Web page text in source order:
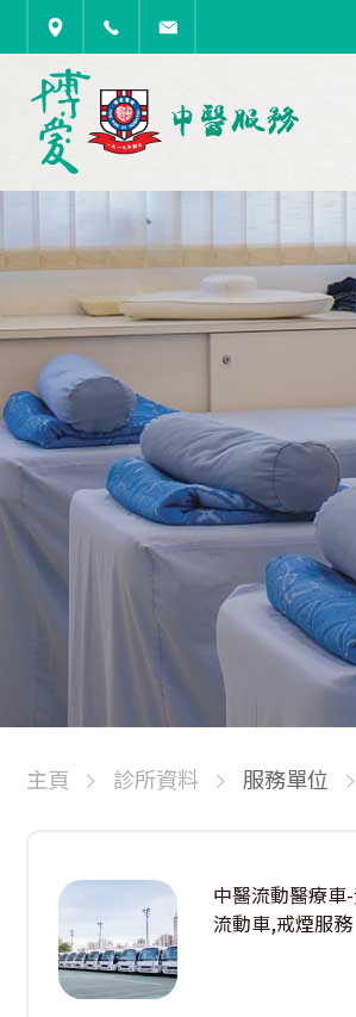
主頁 診所資料 服務單位
中醫流動醫療車
流動車,戒煙服務